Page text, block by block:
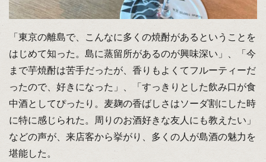
「東京の離島で、こんなに多くの焼酎があるということを
はじめて知った。島に蒸留所があるのが興味深い」、「今
まで芋焼酎は苦手だったが、香りもよくてフルーティーだ
ったので、好きになった」、「すっきりとした飲み口が食
中酒としてぴったり。麦麹の香ばしさはソーダ割にした時
に特に感じられた。周りのお酒好きな友人にも教えたい」
などの声が、来店客から挙がり、多くの人が島酒の魅力を
堪能した。